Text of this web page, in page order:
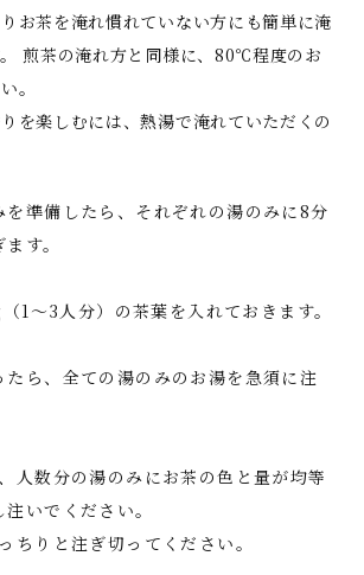
お茶を淹れ慣れていない方にも簡単に淹
煎茶の淹れ方と同様に、80℃程度のお
。
を楽しむには、熱湯で淹れていただくの
準備したら、それぞれの湯のみに8分
す。
1～3人分）の茶葉を入れておきます。
ら、全ての湯のみのお湯を急須に注
人数分の湯のみにお茶の色と量が均等
いでください。
ちりと注ぎ切ってください。